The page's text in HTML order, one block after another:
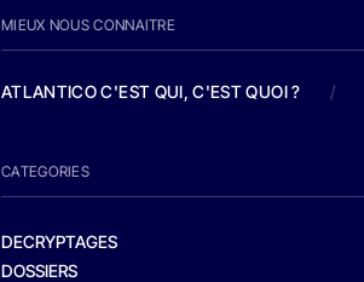
MIEUX NOUS CONNAITRE
ATLANTICO C'EST QUI, C'EST QUOI ? /
CATEGORIES
DECRYPTAGES
DOSSIERS